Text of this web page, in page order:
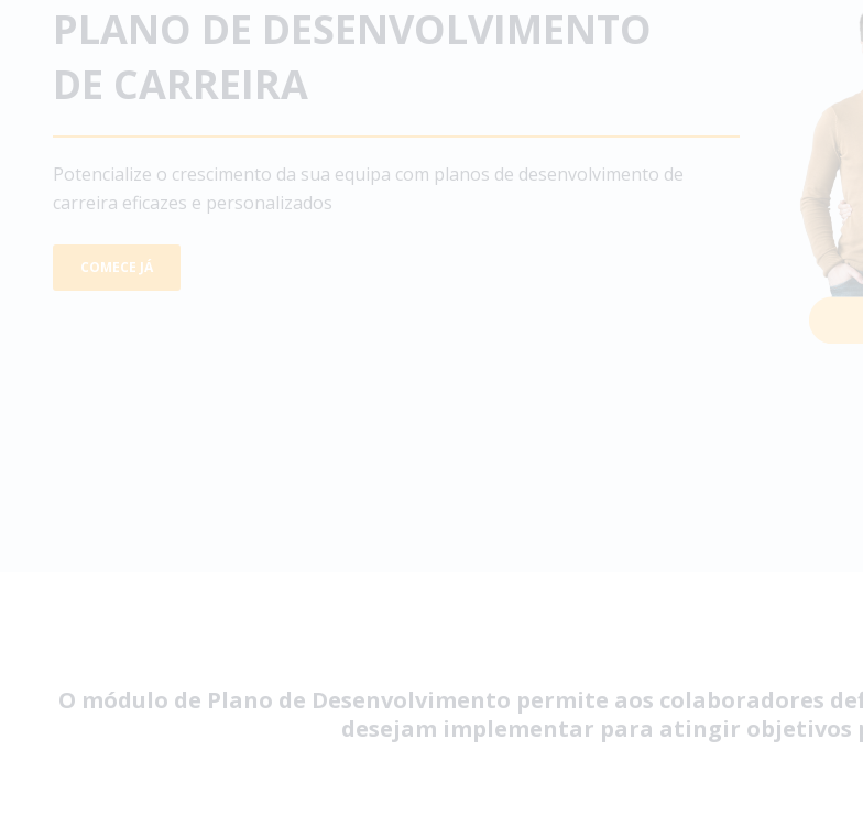
PLANO DE DESENVOLVIMENTO
DE CARREIRA
Potencialize o crescimento da sua equipa com planos de desenvolvimento de
carreira eficazes e personalizados
COMECE JÁ
O módulo de Plano de Desenvolvimento permite aos colaboradores
desejam implementar para atingir objetivos